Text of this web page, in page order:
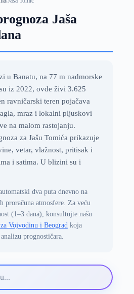
Jaša
u Banatu, na 77 m nadmorske
iz 2022, ovde živi 3.625
ravničarski teren pojačava
mraz i lokalni pljuskovi
na malom rastojanju.
za Jašu Tomića prikazuje
vetar, vlažnost, pritisak i
i satima. U blizini su i
dva puta dnevno na
proračuna atmosfere. Za veću
(1–3 dana), konsultujte našu
Vojvodinu i Beogradkoja
prognostičara.